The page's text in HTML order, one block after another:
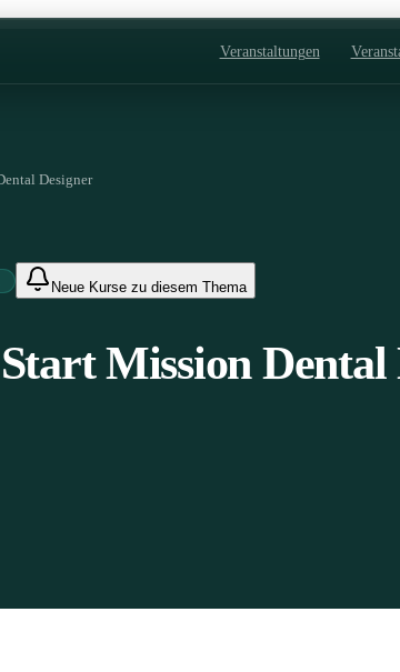
Veranstaltungen
Designer
Neue Kurse zu diesem Thema
Mission Dental